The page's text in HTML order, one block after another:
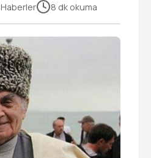
Haberler 8 dk okuma